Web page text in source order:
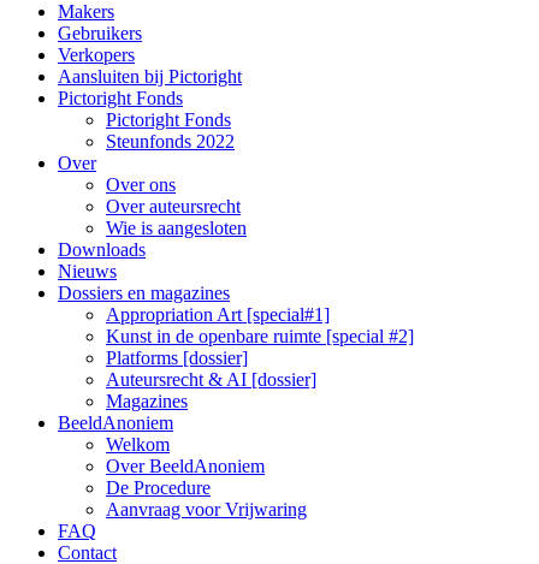
Makers
Gebruikers
Verkopers
Aansluiten bij Pictoright
Pictoright Fonds
Pictoright Fonds
Steunfonds 2022
Over
Over ons
Over auteursrecht
Wie is aangesloten
Downloads
Nieuws
Dossiers en magazines
Appropriation Art [special#1]
Kunst in de openbare ruimte [special #2]
Platforms [dossier]
Auteursrecht & AI [dossier]
Magazines
BeeldAnoniem
Welkom
Over BeeldAnoniem
De Procedure
Aanvraag voor Vrijwaring
FAQ
Contact